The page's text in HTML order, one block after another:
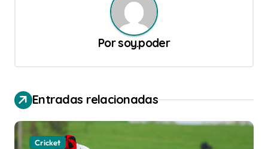
i
ó
n
d
Porsoy.poder
Entradas relacionadas
Cricket